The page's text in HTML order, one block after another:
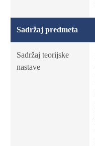
Sadržaj predmeta
Sadržaj teorijske
nastave